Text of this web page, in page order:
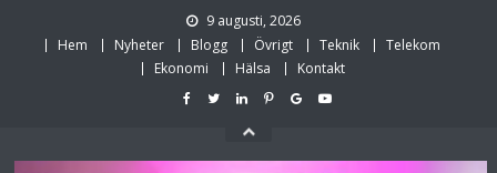
9 augusti, 2026
Hem
Nyheter Blogg Övrigt Teknik
Telekom
Ekonomi
Hälsa Kontakt